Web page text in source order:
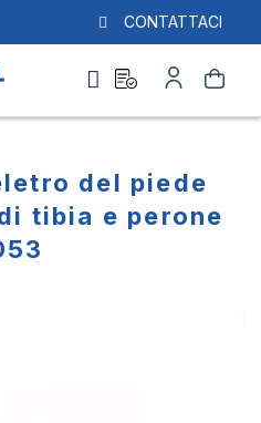
CONTATTACI
Cerca
preventivo
mio
Account
del piede
tibia e perone